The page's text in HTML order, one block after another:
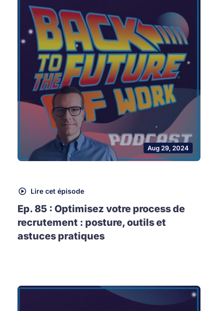
Aug 29, 2024
Lire cet épisode
Ep. 85 : Optimisez votre process de
recrutement : posture, outils et
astuces pratiques